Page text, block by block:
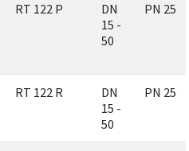
RT 122 P
DN
15 -
50
PN 25
RT 122 R
DN
15 -
50
PN 25